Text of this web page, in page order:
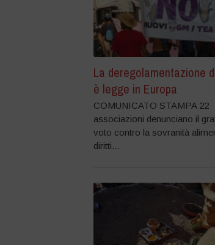
La deregolamentazione
è legge in Europa
COMUNICATO STAMPA 22
associazioni denunciano il
voto contro la sovranità
diritti...